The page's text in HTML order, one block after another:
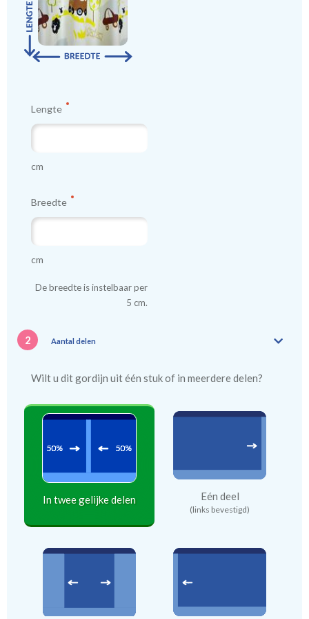
Lengte
cm
Breedte
cm
De breedte is instelbaar per
5 cm.
2 Aantal delen
Wilt u dit gordijn uit één stuk of in meerdere delen?
In twee gelijke delen Eén deel
(links bevestigd)